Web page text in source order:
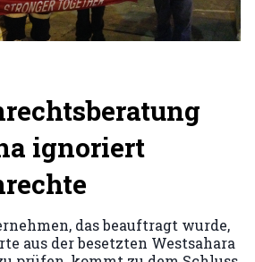
ignoriert
das beauftragt wurde,
aus der besetzten Westsahara